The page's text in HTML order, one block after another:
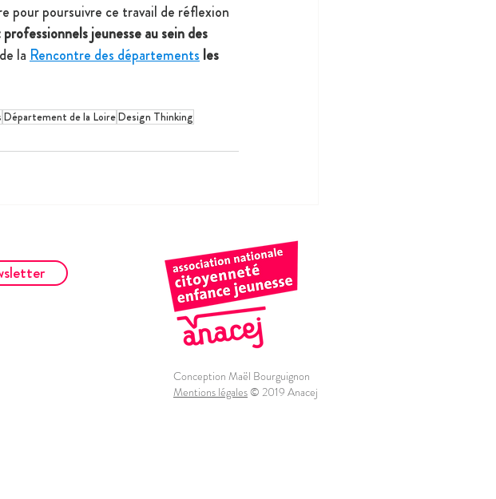
pour poursuivre ce travail de réflexion
jeunesse au sein des
la Rencontre des départements les
Département de la LoireDesign Thinking
Conception Maël Bourguignon
Mentions légales© 2019 Anacej